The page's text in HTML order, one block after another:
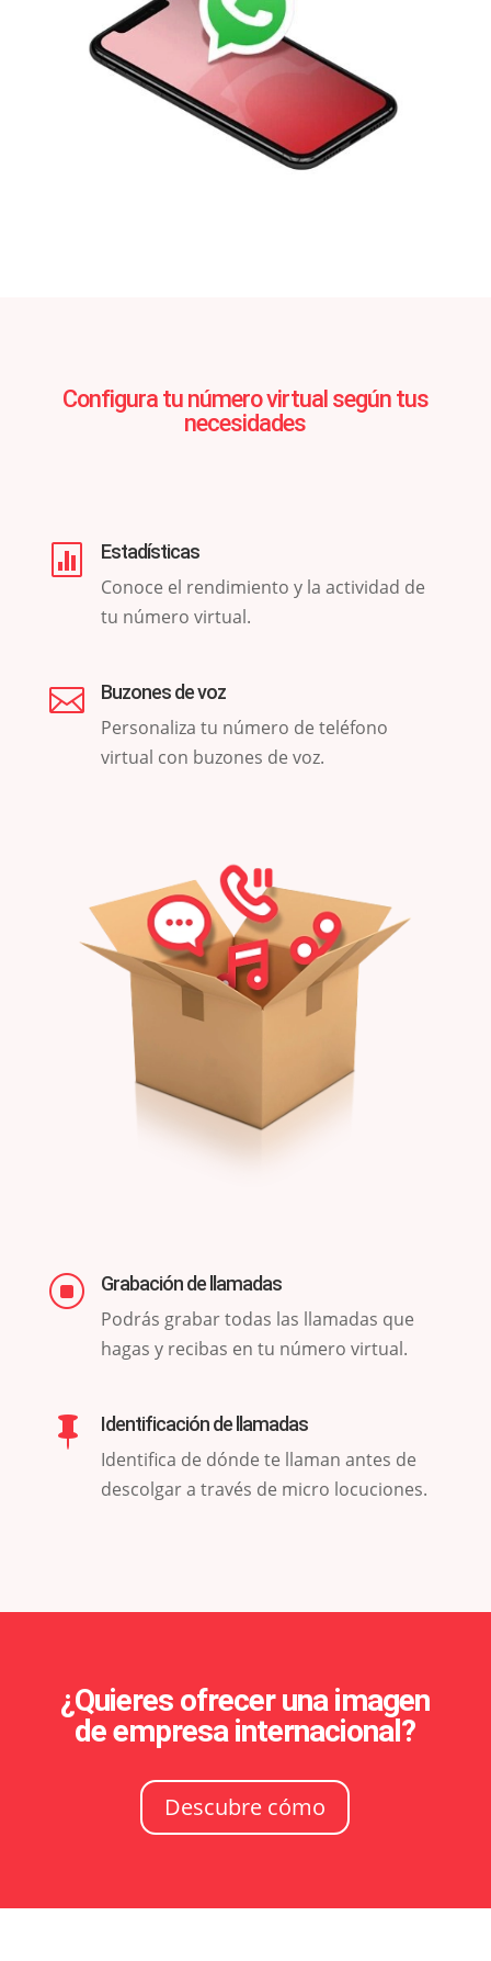
Configura tu número virtual según tus
necesidades
 Estadísticas
Conoce el rendimiento y la actividad de
tu número virtual.
 Buzones de voz
Personaliza tu número de teléfono
virtual con buzones de voz.
] Grabación de llamadas
Podrás grabar todas las llamadas que
hagas y recibas en tu número virtual.
 Identificación de llamadas
Identifica de dónde te llaman antes de
descolgar a través de micro locuciones.
¿Quieres ofrecer una imagen
de empresa internacional?
Descubre cómo